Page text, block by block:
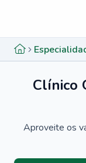
Clínico
Aproveite os